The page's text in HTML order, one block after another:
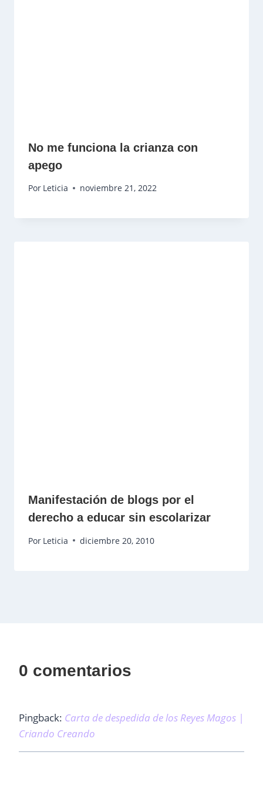
No me funciona la crianza con
apego
Por Leticia noviembre 21, 2022
Manifestación de blogs por el
derecho a educar sin escolarizar
Por Leticia diciembre 20, 2010
0 comentarios
Pingback: Carta de despedida de los Reyes Magos |
Criando Creando